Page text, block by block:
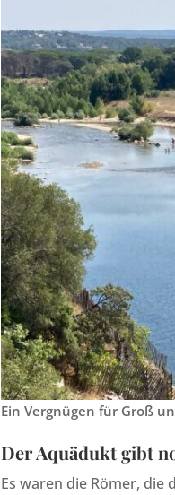
Ein Vergnügen für Groß
Der Aquädukt gibt
Es waren die Römer, die